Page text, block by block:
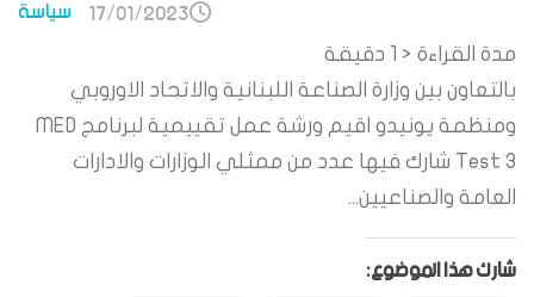
سياسة 17/01/2023
مدة القراءة < 1
دقيقة
بالتعاون بين وزارة الصناعة اللبنانية والاتحاد الاوروبي
ومنظمة يونيدو اقيم ورشة عمل تقييمية لبرنامج MED
Test 3 شارك فيها عدد من ممثلي الوزارات والادارات
العامة والصناعيين...
شارك هذا الموضوع: